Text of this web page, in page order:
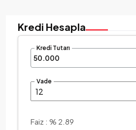
Kredi Hesapla
Kredi Tutarı
Vade
Faiz : % 2.89